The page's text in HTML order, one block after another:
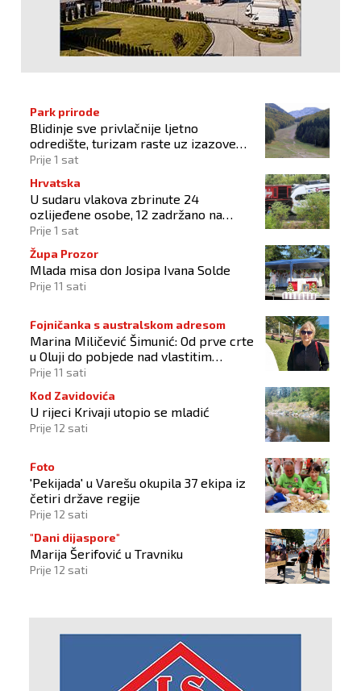
Park prirode
Blidinje sve privlačnije ljetno
odredište, turizam raste uz izazove
očuvanja prirode
Prije 1 sat
Hrvatska
U sudaru vlakova zbrinute 24
ozlijeđene osobe, 12 zadržano na
liječenju
Prije 1 sat
Župa Prozor
Mlada misa don Josipa Ivana Solde
Prije 11 sati
Fojničanka s australskom adresom
Marina Miličević Šimunić: Od prve crte
u Oluji do pobjede nad vlastitim
„olujama“
Prije 11 sati
Kod Zavidovića
U rijeci Krivaji utopio se mladić
Prije 12 sati
Foto
'Pekijada' u Varešu okupila 37 ekipa iz
četiri države regije
Prije 12 sati
"Dani dijaspore"
Marija Šerifović u Travniku
Prije 12 sati